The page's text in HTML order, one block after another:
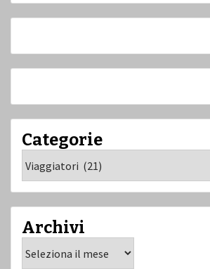
Categorie
Archivi